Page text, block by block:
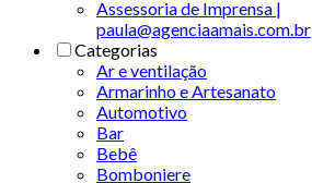
Assessoria de Imprensa |
paula@agenciaamais.com.br
Categorias
Ar e ventilação
Armarinho e Artesanato
Automotivo
Bar
Bebê
Bomboniere